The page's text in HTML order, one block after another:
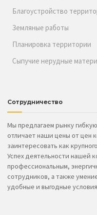
Благоустройство
Земляные работы
Планировка территории
Сыпучие нерудные
Сотрудничество
Мы предлагаем рынку
отличает наши цены от цен
заинтересовать как
Успех деятельности нашей
профессиональным,
сотрудников, а также
удобные и выгодные